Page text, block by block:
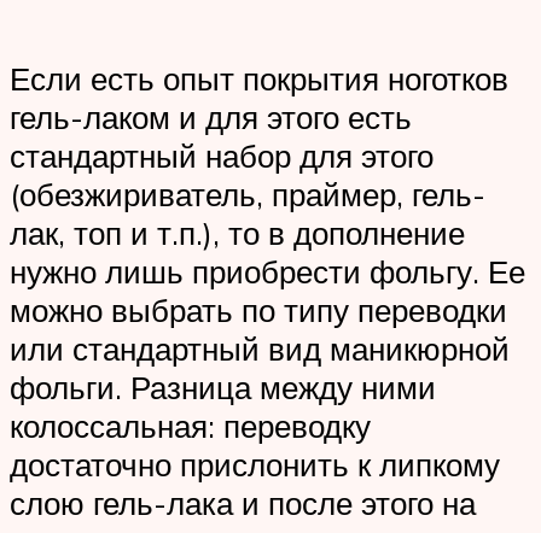
Если есть опыт покрытия ноготков
гель-лаком и для этого есть
стандартный набор для этого
(обезжириватель, праймер, гель-
лак, топ и т.п.), то в дополнение
нужно лишь приобрести фольгу. Ее
можно выбрать по типу переводки
или стандартный вид маникюрной
фольги. Разница между ними
колоссальная: переводку
достаточно прислонить к липкому
слою гель-лака и после этого на